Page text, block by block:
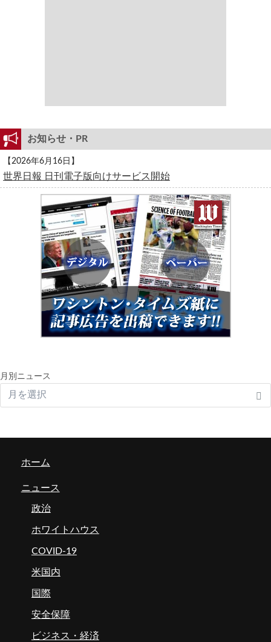
お知らせ・PR
【2026年6月16日】
世界日報 日刊電子版向けサービス開始
月別ニュース
ホーム
ニュース
政治
ホワイトハウス
COVID-19
米国内
国際
安全保障
ビジネス・経済